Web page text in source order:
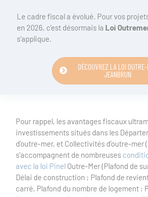
Le cadre fiscal a évolué. Pour vos
en 2026, c’est désormais la Loi
s’applique.
DÉCOUVREZ LA LOI OUTRE-
JEANBRUN
Pour rappel, les avantages fiscaux
investissements situés dans les
d’outre-mer, et Collectivités d’outre-mer
s’accompagnent de nombreuses
avec la loi Pinel Outre-Mer (Plafond de
Délai de construction ; Plafond de
carré, Plafond du nombre de logement ;